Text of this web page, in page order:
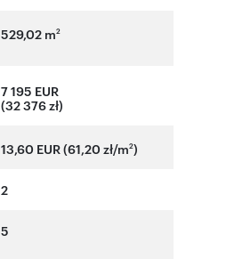
529,02 m2
7 195 EUR
(32 376 zł)
13,60 EUR (61,20 zł/m2)
2
5